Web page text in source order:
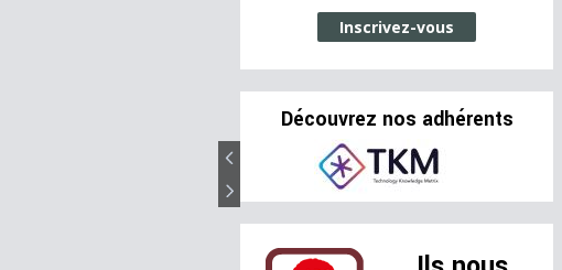
Inscrivez-vous
Découvrez nos adhérents